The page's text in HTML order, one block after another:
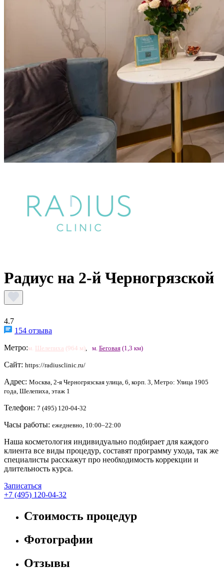
Радиус на 2-й Черногрязской
4.7
154 отзыва
Метро:м. Шелепиха (964 м) м. Беговая(1,3 км)
Сайт: https://radiusclinic.ru/
Адрес: Москва, 2-я Черногрязская улица, 6, корп. 3, Метро: Улица 1905
года, Шелепиха, этаж 1
Телефон: 7 (495) 120-04-32
Часы работы: ежедневно, 10:00–22:00
Наша косметология индивидуально подбирает для каждого
клиента все виды процедур, составят программу ухода, так же
специалисты расскажут про необходимость коррекции и
длительность курса.
Записаться
+7 (495) 120-04-32
Стоимость процедур
Фотографии
Отзывы